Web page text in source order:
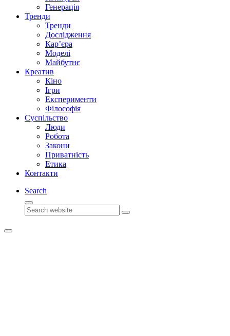
Генерація
Тренди
Тренди
Дослідження
Кар’єра
Моделі
Майбутнє
Креатив
Кіно
Ігри
Експерименти
Філософія
Суспільство
Люди
Робота
Закони
Приватність
Етика
Контакти
Search
Search